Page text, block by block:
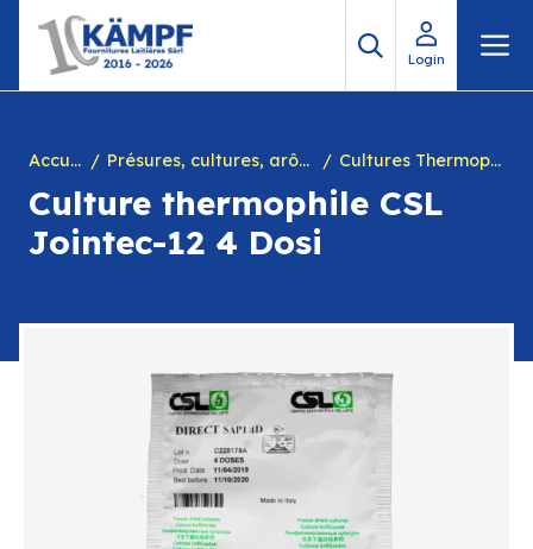
contenu
Login
Accueil Présures, cultures, arôme à yogourt, marques, chiffres en caséine et divers Cultures Thermophiles
Culture thermophile CSL
Jointec-12 4 Dosi